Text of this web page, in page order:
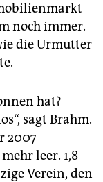
noch immer.
die Urmutter
hat?
sagt Brahm.
2007
leer. 1,8
Verein, den